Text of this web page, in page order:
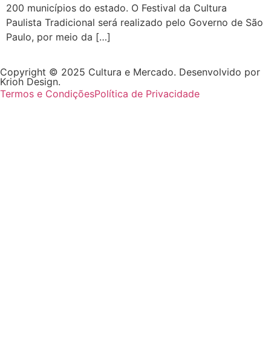
200 municípios do estado. O Festival da Cultura
Paulista Tradicional será realizado pelo Governo de São
Paulo, por meio da […]
Copyright © 2025 Cultura e Mercado. Desenvolvido por
Krioh Design.
Termos e CondiçõesPolítica de Privacidade